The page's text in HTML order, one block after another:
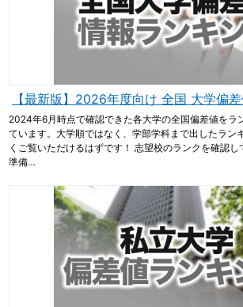
【最新版】2026年度向け 全国 大学偏
2024年6月時点で確認できた各大学の全国偏差値をラ
ています。大学順ではなく、学部学科まで出したラン
くご覧いただけるはずです！ 志望校のランクを確認
準備…